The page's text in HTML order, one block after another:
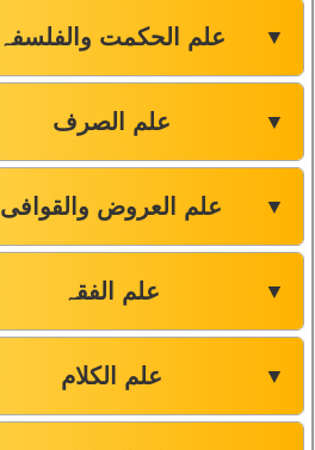
علم الحکمت والفلسفہ ▼
علم الصرف ▼
علم العروض والقوافی ▼
علم الفقہ ▼
علم الکلام ▼